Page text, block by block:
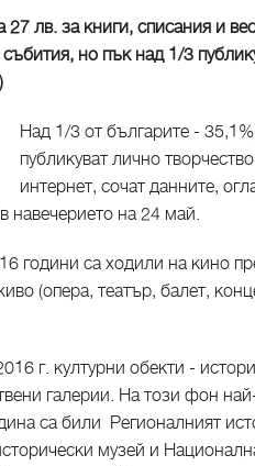
лв. за книги, списания и
но пък над 1/3
Над 1/3 от българите -
публикуват лично
интернет, сочат данните,
навечерието на 24 май.
години са ходили на кино
(опера, театър, балет,
г. културни обекти -
галерии. На този фон
са били Регионалният
музей и